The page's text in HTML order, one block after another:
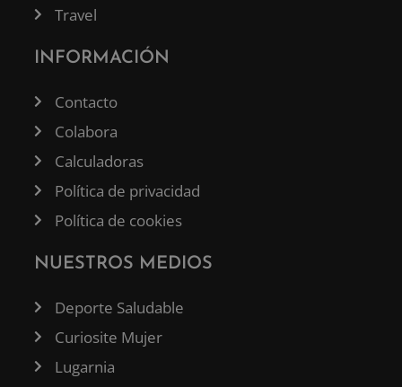
Travel
INFORMACIÓN
Contacto
Colabora
Calculadoras
Política de privacidad
Política de cookies
NUESTROS MEDIOS
Deporte Saludable
Curiosite Mujer
Lugarnia